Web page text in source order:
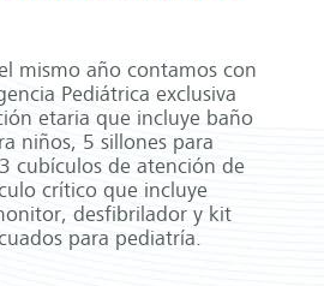
mismo año contamos con
Pediátrica exclusiva
etaria que incluye baño
niños, 5 sillones para
cubículos de atención de
crítico que incluye
desfibrilador y kit
para pediatría.